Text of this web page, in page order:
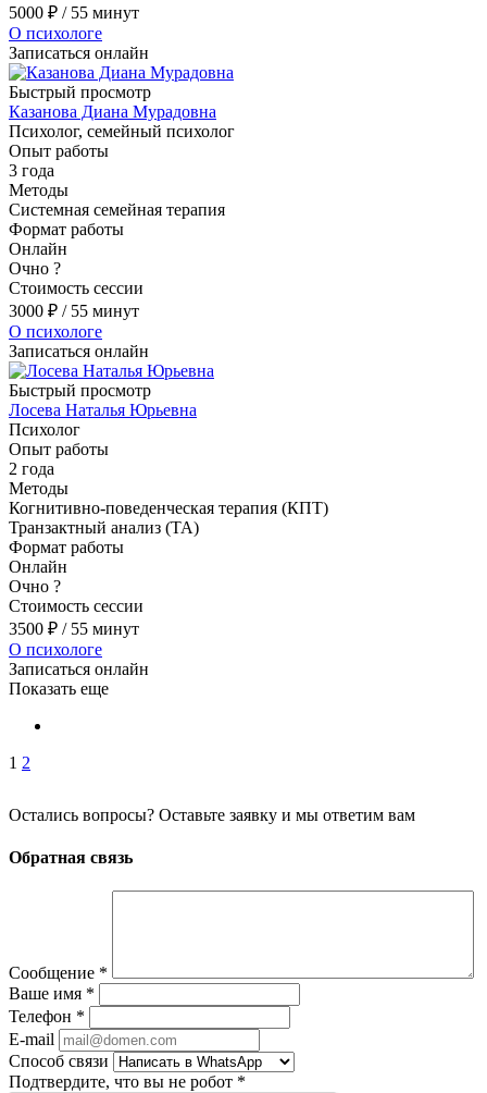
5000 ₽ / 55 минут
О психологе
Записаться онлайн
Быстрый просмотр
Казанова Диана Мурадовна
Психолог, семейный психолог
Опыт работы
3 года
Методы
Системная семейная терапия
Формат работы
Онлайн
Очно ?
Стоимость сессии
3000 ₽ / 55 минут
О психологе
Записаться онлайн
Быстрый просмотр
Лосева Наталья Юрьевна
Психолог
Опыт работы
2 года
Методы
Когнитивно-поведенческая терапия (КПТ)
Транзактный анализ (ТА)
Формат работы
Онлайн
Очно ?
Стоимость сессии
3500 ₽ / 55 минут
О психологе
Записаться онлайн
Показать еще
1 2
Остались вопросы? Оставьте заявку и мы ответим вам
Обратная связь
Сообщение *
Ваше имя *
Телефон *
E-mail
Способ связи
Подтвердите, что вы не робот *